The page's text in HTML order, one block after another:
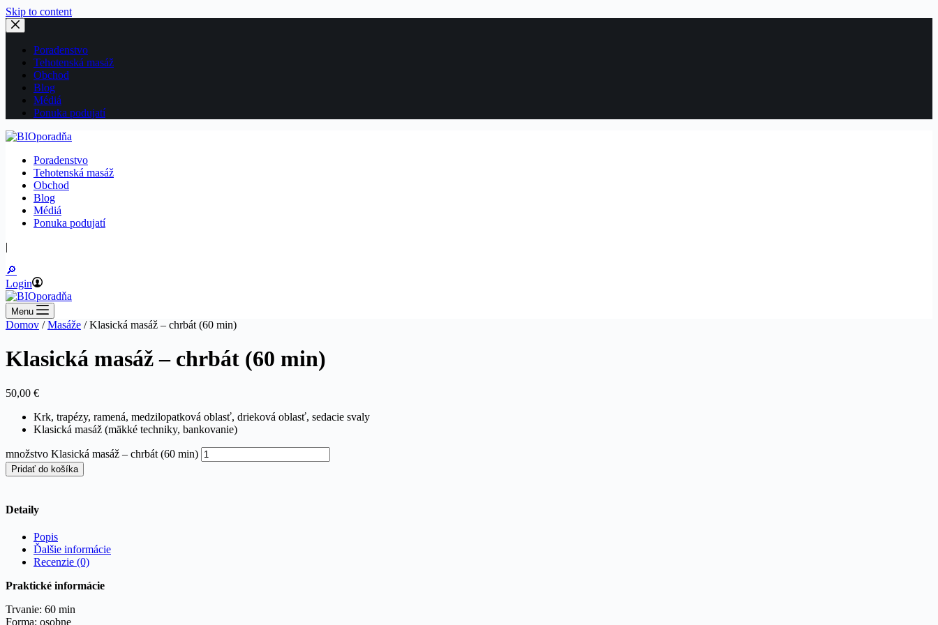
Skip to content
Poradenstvo
Tehotenská masáž
Obchod
Blog
Médiá
Ponuka podujatí
Poradenstvo
Tehotenská masáž
Obchod
Blog
Médiá
Ponuka podujatí
|
🔎
Login
Menu
Domov /Masáže / Klasická masáž – chrbát (60 min)
Klasická masáž – chrbát (60 min)
50,00 €
Krk, trapézy, ramená, medzilopatková oblasť, drieková oblasť, sedacie svaly
Klasická masáž (mäkké techniky, bankovanie)
množstvo Klasická masáž – chrbát (60 min)
Pridať do košíka
Detaily
Popis
Ďalšie informácie
Recenzie (0)
Praktické informácie
Trvanie: 60 min
Forma: osobne